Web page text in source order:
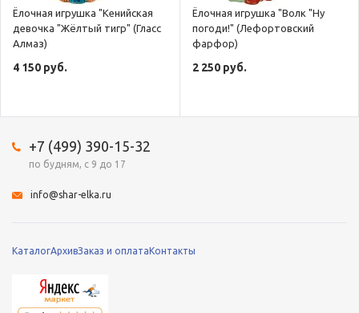
Ёлочная игрушка "Кенийская
девочка "Жёлтый тигр" (Гласс
Алмаз)
4 150 руб.
Ёлочная игрушка "Волк "Ну
погоди!" (Лефортовский
фарфор)
2 250 руб.
КаталогАрхивЗаказ и оплатаКонтакты
+7 (499) 390-15-32
по будням, с 9 до 17
info@shar-elka.ru